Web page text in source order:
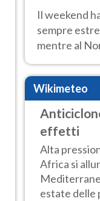
caldo
Il weekend
sempre
mentre al
fino a
calore sui
Wikimeteo
effetti
Alta
Africa si
estate delle